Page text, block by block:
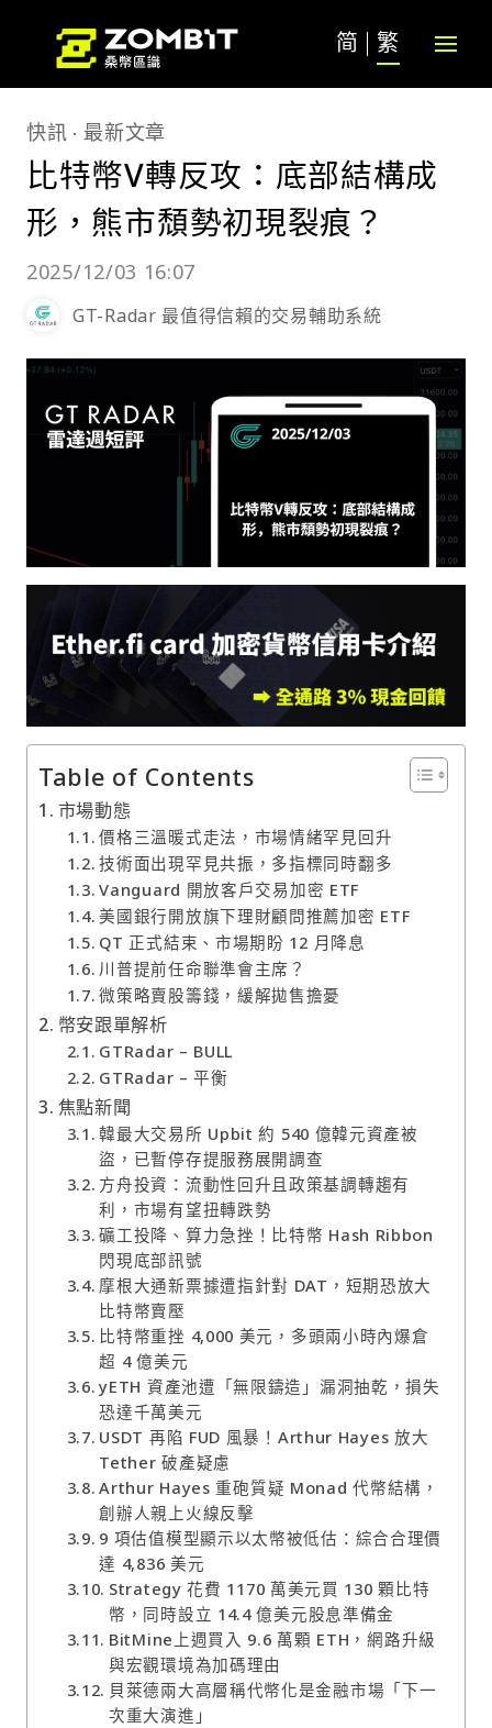
简 繁
快訊 最新文章
比特幣V轉反攻：底部結構成
形，熊市頹勢初現裂痕？
2025/12/03 16:07
GT-Radar 最值得信賴的交易輔助系統
Table of Contents
市場動態
價格三溫暖式走法，市場情緒罕見回升
技術面出現罕見共振，多指標同時翻多
Vanguard 開放客戶交易加密 ETF
美國銀行開放旗下理財顧問推薦加密 ETF
QT 正式結束、市場期盼 12 月降息
川普提前任命聯準會主席？
微策略賣股籌錢，緩解拋售擔憂
幣安跟單解析
GTRadar – BULL
GTRadar – 平衡
焦點新聞
韓最大交易所 Upbit 約 540 億韓元資產被
盜，已暫停存提服務展開調查
方舟投資：流動性回升且政策基調轉趨有
利，市場有望扭轉跌勢
礦工投降、算力急挫！比特幣 Hash Ribbon
閃現底部訊號
摩根大通新票據遭指針對 DAT，短期恐放大
比特幣賣壓
比特幣重挫 4,000 美元，多頭兩小時內爆倉
超 4 億美元
yETH 資產池遭「無限鑄造」漏洞抽乾，損失
恐達千萬美元
USDT 再陷 FUD 風暴！Arthur Hayes 放大
Tether 破產疑慮
Arthur Hayes 重砲質疑 Monad 代幣結構，
創辦人親上火線反擊
9 項估值模型顯示以太幣被低估：綜合合理價
達 4,836 美元
Strategy 花費 1170 萬美元買 130 顆比特
幣，同時設立 14.4 億美元股息準備金
BitMine上週買入 9.6 萬顆 ETH，網路升級
與宏觀環境為加碼理由
貝萊德兩大高層稱代幣化是金融市場「下一
次重大演進」